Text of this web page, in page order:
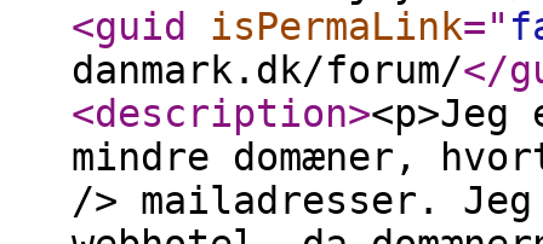
<guid
isPermaLink="
danmark.dk/forum/</
<description>
mindre domæner,
/> mailadresser.